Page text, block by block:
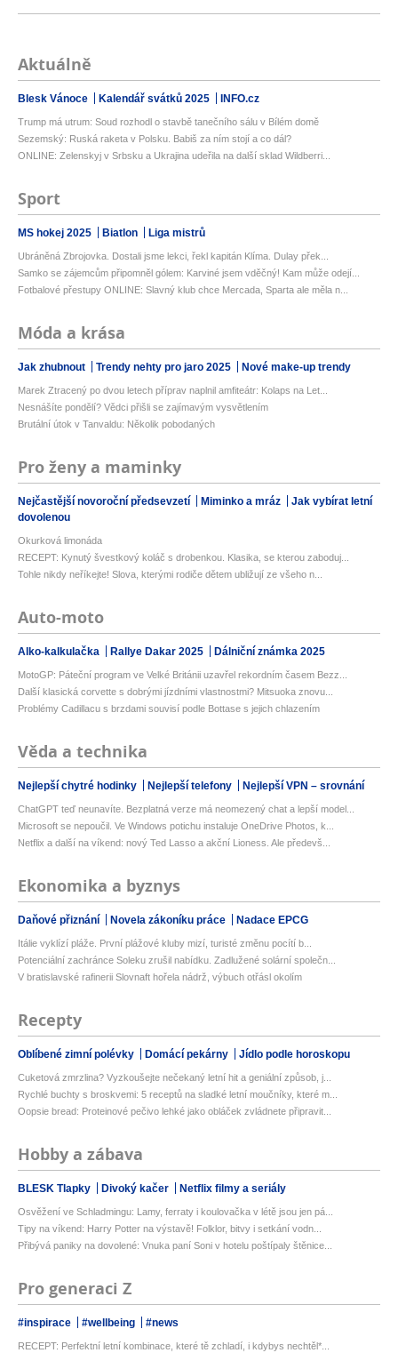
Aktuálně
Blesk Vánoce Kalendář svátků 2025 INFO.cz
Trump má utrum: Soud rozhodl o stavbě tanečního sálu v Bílém domě
Sezemský: Ruská raketa v Polsku. Babiš za ním stojí a co dál?
ONLINE: Zelenskyj v Srbsku a Ukrajina udeřila na další sklad Wildberri...
Sport
MS hokej 2025 Biatlon Liga mistrů
Ubráněná Zbrojovka. Dostali jsme lekci, řekl kapitán Klíma. Dulay přek...
Samko se zájemcům připomněl gólem: Karviné jsem vděčný! Kam může odejí...
Fotbalové přestupy ONLINE: Slavný klub chce Mercada, Sparta ale měla n...
Móda a krása
Jak zhubnout Trendy nehty pro jaro 2025 Nové make-up trendy
Marek Ztracený po dvou letech příprav naplnil amfiteátr: Kolaps na Let...
Nesnášíte pondělí? Vědci přišli se zajímavým vysvětlením
Brutální útok v Tanvaldu: Několik pobodaných
Pro ženy a maminky
Nejčastější novoroční předsevzetí Miminko a mráz
Jak vybírat letní
dovolenou
Okurková limonáda
RECEPT: Kynutý švestkový koláč s drobenkou. Klasika, se kterou zaboduj...
Tohle nikdy neříkejte! Slova, kterými rodiče dětem ubližují ze všeho n...
Auto-moto
Alko-kalkulačka Rallye Dakar 2025 Dálniční známka 2025
MotoGP: Páteční program ve Velké Británii uzavřel rekordním časem Bezz...
Další klasická corvette s dobrými jízdními vlastnostmi? Mitsuoka znovu...
Problémy Cadillacu s brzdami souvisí podle Bottase s jejich chlazením
Věda a technika
Nejlepší chytré hodinky Nejlepší telefony Nejlepší VPN – srovnání
ChatGPT teď neunavíte. Bezplatná verze má neomezený chat a lepší model...
Microsoft se nepoučil. Ve Windows potichu instaluje OneDrive Photos, k...
Netflix a další na víkend: nový Ted Lasso a akční Lioness. Ale předevš...
Ekonomika a byznys
Daňové přiznání Novela zákoníku práce Nadace EPCG
Itálie vyklízí pláže. První plážové kluby mizí, turisté změnu pocítí b...
Potenciální zachránce Soleku zrušil nabídku. Zadlužené solární společn...
V bratislavské rafinerii Slovnaft hořela nádrž, výbuch otřásl okolím
Recepty
Oblíbené zimní polévky Domácí pekárny Jídlo podle horoskopu
Cuketová zmrzlina? Vyzkoušejte nečekaný letní hit a geniální způsob, j...
Rychlé buchty s broskvemi: 5 receptů na sladké letní moučníky, které m...
Oopsie bread: Proteinové pečivo lehké jako obláček zvládnete připravit...
Hobby a zábava
BLESK Tlapky Divoký kačer Netflix filmy a seriály
Osvěžení ve Schladmingu: Lamy, ferraty i koulovačka v létě jsou jen pá...
Tipy na víkend: Harry Potter na výstavě! Folklor, bitvy i setkání vodn...
Přibývá paniky na dovolené: Vnuka paní Soni v hotelu poštípaly štěnice...
Pro generaci Z
#inspirace #wellbeing #news
RECEPT: Perfektní letní kombinace, které tě zchladí, i kdybys nechtěl*...